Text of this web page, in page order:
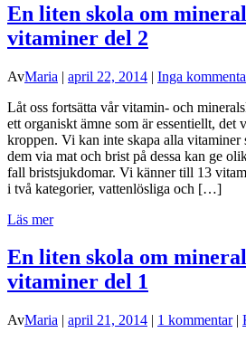
En liten skola om
vitaminer del 2
AvMaria | april 22, 2014 | Inga
Låt oss fortsätta vår vitamin- och
ett organiskt ämne som är essentiellt,
kroppen. Vi kan inte skapa alla vitaminer
dem via mat och brist på dessa kan ge
fall bristsjukdomar. Vi känner till 13
i två kategorier, vattenlösliga och […]
Läs mer
En liten skola om
vitaminer del 1
AvMaria | april 21, 2014 | 1 kommentar|